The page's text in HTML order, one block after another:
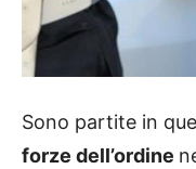
Sono partite in
forze dell’ordine